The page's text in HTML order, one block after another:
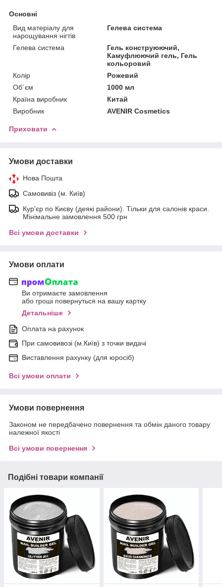
Основні
Вид матеріалу для
нарощування нігтів
Гелева система
Гелева система
Гель конструюючий,
Камуфлюючий гель, Гель
кольоровий
Колір
Рожевий
Об`єм
1000 мл
Країна виробник
Китай
Виробник
AVENIR Cosmetics
Приховати
Умови доставки
Нова Пошта
Самовивіз (м. Київ)
Кур'єр по Києву (деякі райони). Тільки для салонів краси.
Мінімальне замовлення 500 грн
Всі умови доставки
Умови оплати
Ви отримаєте замовлення
або гроші повернуться на вашу картку
Детальніше
Оплата на рахунок
При самовивозі (м.Київ) з точки видачі
Виставлення рахунку (для юросіб)
Всі умови оплати
Умови повернення
Законом не передбачено повернення та обмін даного товару
належної якості
Всі умови повернення
Подібні товари компанії